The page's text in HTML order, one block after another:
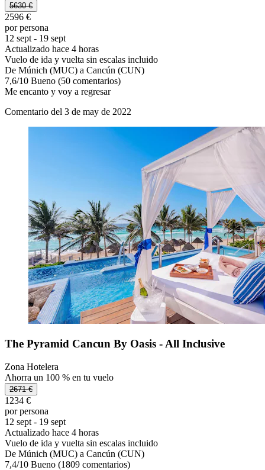
5630 €
2596 €
por persona
12 sept - 19 sept
Actualizado hace 4 horas
Vuelo de ida y vuelta sin escalas incluido
De Múnich (MUC) a Cancún (CUN)
7,6/10 Bueno (50 comentarios)
Me encanto y voy a regresar
Comentario del 3 de may de 2022
The Pyramid Cancun By Oasis - All Inclusive
Zona Hotelera
Ahorra un 100 % en tu vuelo
2671 €
1234 €
por persona
12 sept - 19 sept
Actualizado hace 4 horas
Vuelo de ida y vuelta sin escalas incluido
De Múnich (MUC) a Cancún (CUN)
7,4/10 Bueno (1809 comentarios)